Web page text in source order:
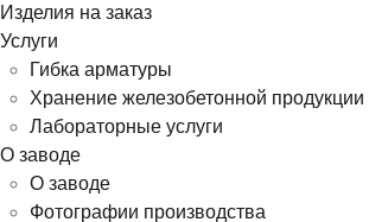
Изделия на заказ
Услуги
Гибка арматуры
Хранение железобетонной продукции
Лабораторные услуги
О заводе
О заводе
Фотографии производства